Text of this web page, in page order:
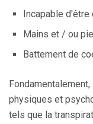
Incapable
Mains et / ou
Battement de
physiques et
tels que la